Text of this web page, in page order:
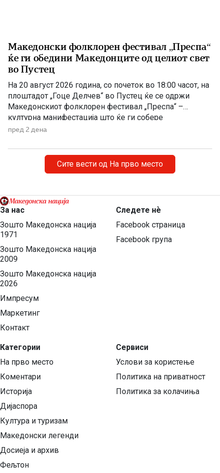
Македонски фолклорен фестивал „Преспа“
ќе ги обедини Македонците од целиот свет
во Пустец
На 20 август 2026 година, со почеток во 18:00 часот, на
плоштадот „Гоце Делчев“ во Пустец ќе се одржи
Македонскиот фолклорен фестивал „Преспа“ –
културна манифестација што ќе ги собере
Македонците од Македонија, Албанија и дијаспората во
Фестивалот ќе биде можност за промоција на богатото
македонско културно наследство […]
пред 2 дена
Сите вести од На прво место
За нас
Зошто Македонска нација
1971
Зошто Македонска нација
2009
Зошто Македонска нација
2026
Импресум
Маркетинг
Контакт
Категории
На прво место
Коментари
Историја
Дијаспора
Култура и туризам
Македонски легенди
Досиеја и архив
Фељтон
Следете нѐ
Facebook страница
Facebook група
Сервиси
Услови за користење
Политика на приватност
Политика за колачиња